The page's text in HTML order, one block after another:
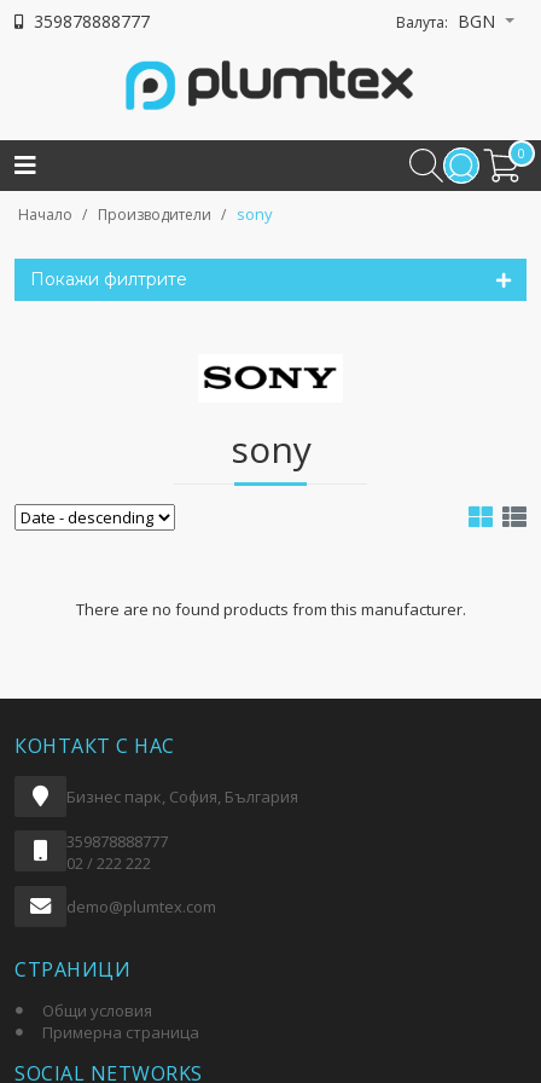
359878888777 Валута: BGN
0
Начало Производители sony
Покажи филтрите
sony
There are no found products from this manufacturer.
КОНТАКТ С НАС
Бизнес парк, София, България
359878888777
02 / 222 222
demo@plumtex.com
СТРАНИЦИ
Общи условия
Примерна страница
SOCIAL NETWORKS